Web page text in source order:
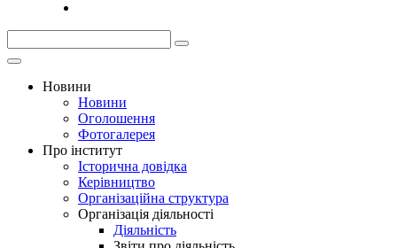
Новини
Новини
Оголошення
Фотогалерея
Про інститут
Історична довідка
Керівництво
Організаційна структура
Організація діяльності
Діяльність